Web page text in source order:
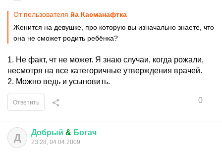
От пользователя йа Касманафтка
Женится на девушке, про которую вы изначально знаете, что
она не сможет родить ребёнка?
1. Не факт, чт не может. Я знаю случаи, когда рожали,
несмотря на все категоричные утверждения врачей.
2. Можно ведь и усыновить.
0
Ответить
Д Добрый & Богач
23:28, 04.04.2009